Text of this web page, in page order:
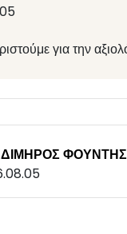
για την
ΦΟΥΝΤΗΣ